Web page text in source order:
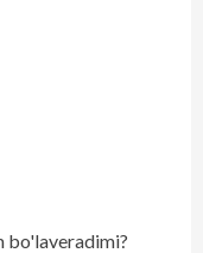
bo'laveradimi?